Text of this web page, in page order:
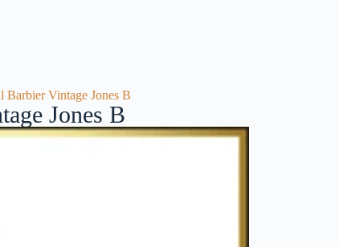
Barbier Vintage Jones B
Jones B